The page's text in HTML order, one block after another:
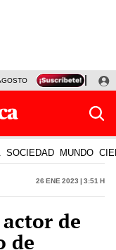
TINKA RESULTADOS
SOCIEDAD MUNDO
26 Ene 2023 | 3:51 h
de
de